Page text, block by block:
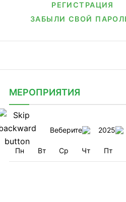
РЕГИСТРАЦИЯ
ЗАБЫЛИ СВОЙ
МЕРОПРИЯТИЯ
Веберите 2025
Пн Вт Ср Чт Пт